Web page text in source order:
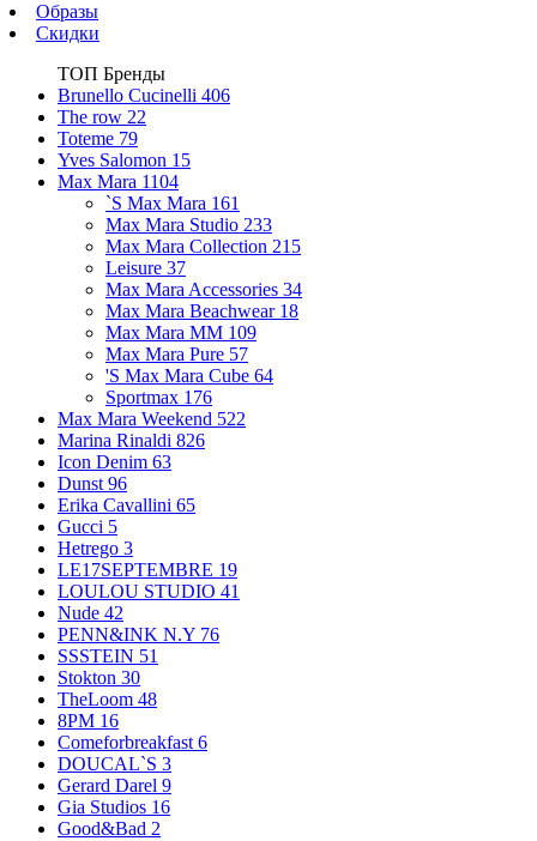
Образы
Скидки
ТОП Бренды
Brunello Cucinelli 406
The row 22
Toteme 79
Yves Salomon 15
Max Mara 1104
`S Max Mara 161
Max Mara Studio 233
Max Mara Collection 215
Leisure 37
Max Mara Accessories 34
Max Mara Beachwear 18
Max Mara MM 109
Max Mara Pure 57
'S Max Mara Cube 64
Sportmax 176
Max Mara Weekend 522
Marina Rinaldi 826
Icon Denim 63
Dunst 96
Erika Cavallini 65
Gucci 5
Hetrego 3
LE17SEPTEMBRE 19
LOULOU STUDIO 41
Nude 42
PENN&INK N.Y 76
SSSTEIN 51
Stokton 30
TheLoom 48
8PM 16
Comeforbreakfast 6
DOUCAL`S 3
Gerard Darel 9
Gia Studios 16
Good&Bad 2